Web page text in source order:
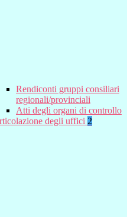
Rendiconti gruppi consiliari
regionali/provinciali
Atti degli organi di controllo
degli uffici 2